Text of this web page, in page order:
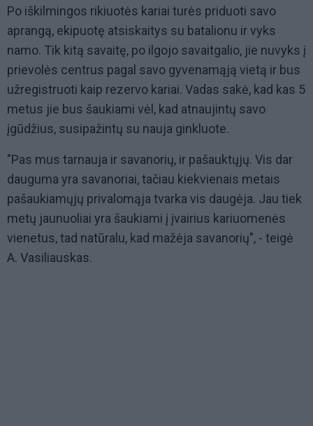
Po iškilmingos rikiuotės kariai turės priduoti savo
aprangą, ekipuotę atsiskaitys su batalionu ir vyks
namo. Tik kitą savaitę, po ilgojo savaitgalio, jie nuvyks į
prievolės centrus pagal savo gyvenamąją vietą ir bus
užregistruoti kaip rezervo kariai. Vadas sakė, kad kas 5
metus jie bus šaukiami vėl, kad atnaujintų savo
įgūdžius, susipažintų su nauja ginkluote.
"Pas mus tarnauja ir savanorių, ir pašauktųjų. Vis dar
dauguma yra savanoriai, tačiau kiekvienais metais
pašaukiamųjų privalomąja tvarka vis daugėja. Jau tiek
metų jaunuoliai yra šaukiami į įvairius kariuomenės
vienetus, tad natūralu, kad mažėja savanorių", - teigė
A. Vasiliauskas.